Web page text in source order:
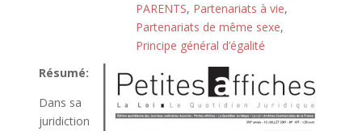
PARENTS, Partenariats à vie,
Partenariats de même sexe,
Principe général d’égalité
Résumé:
Dans sa
juridiction